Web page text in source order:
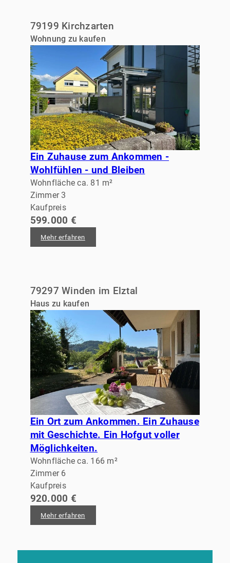
79199 Kirchzarten
Wohnung zu kaufen
Ein Zuhause zum Ankommen -
Wohlfühlen - und Bleiben
Wohnfläche ca. 81 m²
Zimmer 3
Kaufpreis
599.000 €
Mehr erfahren
79297 Winden im Elztal
Haus zu kaufen
Ein Ort zum Ankommen. Ein Zuhause
mit Geschichte. Ein Hofgut voller
Möglichkeiten.
Wohnfläche ca. 166 m²
Zimmer 6
Kaufpreis
920.000 €
Mehr erfahren